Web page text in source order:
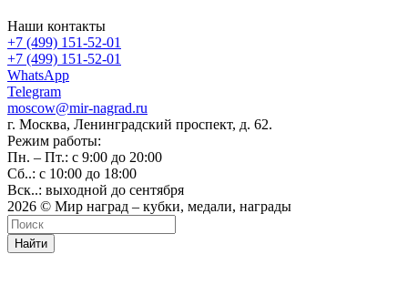
Наши контакты
+7 (499) 151-52-01
+7 (499) 151-52-01
WhatsApp
Telegram
moscow@mir-nagrad.ru
г. Москва, Ленинградский проспект, д. 62.
Режим работы:
Пн. – Пт.: с 9:00 до 20:00
Сб..: с 10:00 до 18:00
Вск..: выходной до сентября
2026 © Мир наград – кубки, медали, награды
Найти